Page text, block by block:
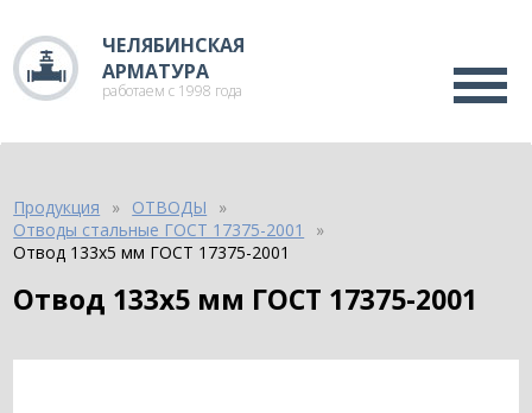
ЧЕЛЯБИНСКАЯ
АРМАТУРА
работаем с 1998 года
Продукция
ОТВОДЫ
Отводы стальные ГОСТ 17375-2001
Отвод 133х5 мм ГОСТ 17375-2001
Отвод 133х5 мм ГОСТ 17375-2001